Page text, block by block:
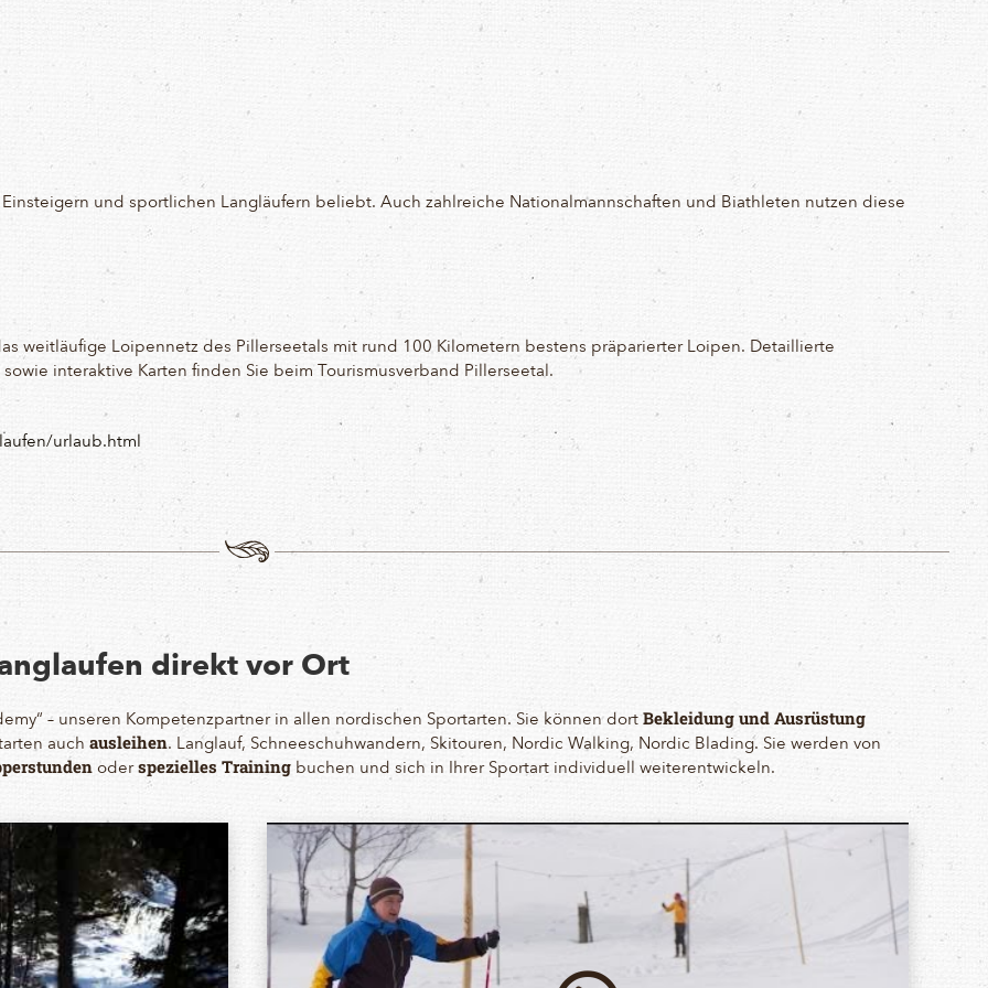
und sportlichen Langläufern beliebt. Auch zahlreiche Nationalmannschaften und Biathleten nutzen diese
weitläufige Loipennetz des Pillerseetals mit rund 100 Kilometern bestens präparierter Loipen. Detaillierte
interaktive Karten finden Sie beim Tourismusverband Pillerseetal.
urlaub.html
direkt vor Ort
– unseren Kompetenzpartner in allen nordischen Sportarten. Sie können dortBekleidung und Ausrüstung
auch ausleihen. Langlauf, Schneeschuhwandern, Skitouren, Nordic Walking, Nordic Blading. Sie werden von
oderspezielles Training buchen und sich in Ihrer Sportart individuell weiterentwickeln.